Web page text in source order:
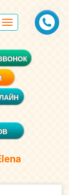
Toggle
navigation